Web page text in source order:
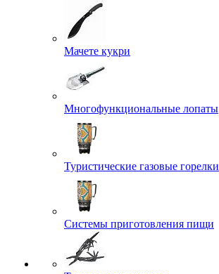
Мачете кукри
Многофункциональные лопаты
Туристические газовые горелки
Системы приготовления пищи